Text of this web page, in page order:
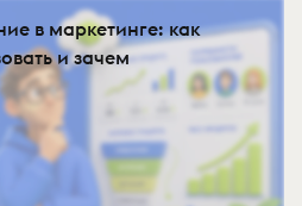
в маркетинге: как
и зачем